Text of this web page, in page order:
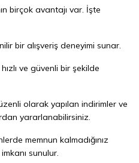
birçok avantajı var. İşte
bir alışveriş deneyimi sunar.
ve güvenli bir şekilde
olarak yapılan indirimler ve
yararlanabilirsiniz.
memnun kalmadığınız
sunulur.